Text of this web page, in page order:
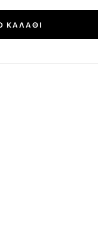
ΚΑΛΆΘΙ